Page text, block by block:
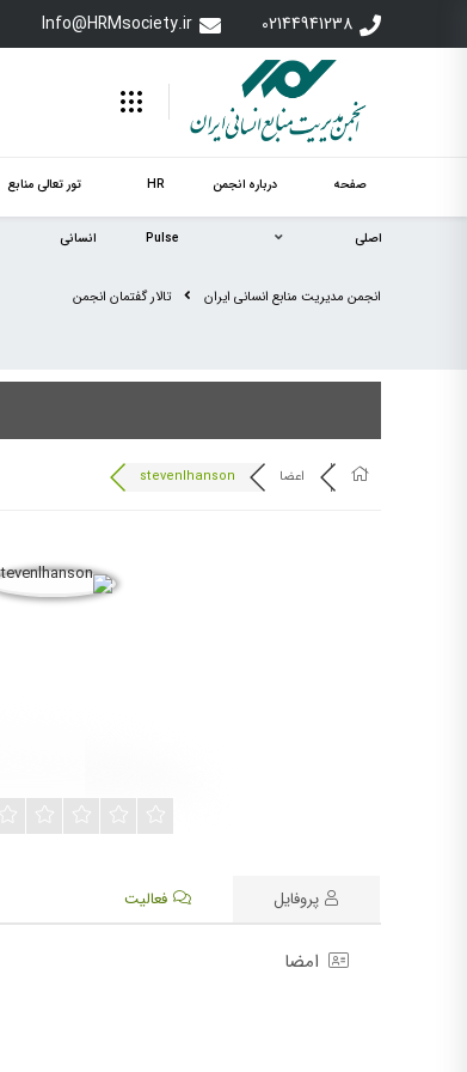
02144941238
Info@HRMsociety.ir
صفحه
اصلی
درباره انجمن HR
Pulse
تور تعالی منابع
انسانی
انجمن مدیریت منابع انسانی ایران تالار گفتمان انجمن
اعضا stevenlhanson
پروفایل فعالیت
امضا